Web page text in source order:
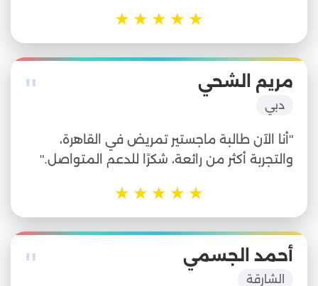
★
★
★
★
★
" مريم الشحي
دبي
"أنا الآن طالبة ماجستير تمريض في القاهرة،
والتجربة أكثر من رائعة، شكرًا للدعم المتواصل."
★
★
★
★
★
" أحمد الجسمي
الشارقة